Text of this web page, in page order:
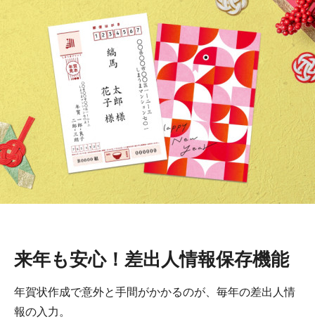
来年も安心！差出人情報保存機能
年賀状作成で意外と手間がかかるのが、毎年の差出人情
報の入力。